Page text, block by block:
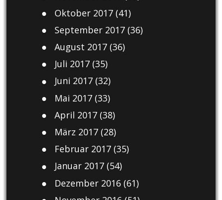
Oktober 2017(41)
September 2017(36)
August 2017(36)
Juli 2017(35)
Juni 2017(32)
Mai 2017(33)
April 2017(38)
März 2017(28)
Februar 2017(35)
Januar 2017(54)
Dezember 2016(61)